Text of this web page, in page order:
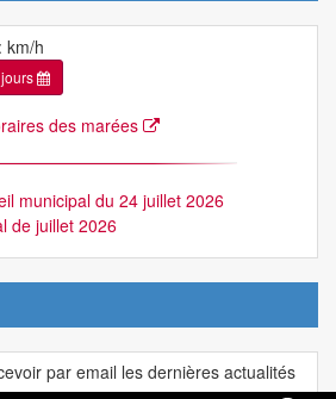
km/h
des marées
municipal du 24 juillet 2026
de juillet 2026
par email les dernières actualités